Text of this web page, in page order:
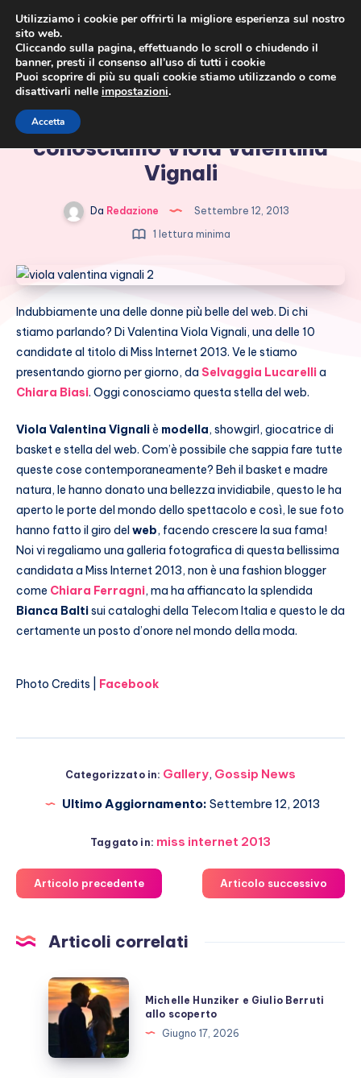
Miss Internet 2013:
conosciamo Viola Valentina
Vignali
Da Redazione
Settembre 12, 2013
1 lettura minima
Indubbiamente una delle donne più belle del web. Di chi
stiamo parlando? Di Valentina Viola Vignali, una delle 10
candidate al titolo di Miss Internet 2013. Ve le stiamo
presentando giorno per giorno, da Selvaggia Lucarellia
Chiara Biasi. Oggi conosciamo questa stella del web.
Viola Valentina Vignaliè modella, showgirl, giocatrice di
basket e stella del web. Com’è possibile che sappia fare tutte
queste cose contemporaneamente? Beh il basket e madre
natura, le hanno donato una bellezza invidiabile, questo le ha
aperto le porte del mondo dello spettacolo e così, le sue foto
hanno fatto il giro delweb, facendo crescere la sua fama!
Noi vi regaliamo una galleria fotografica di questa bellissima
candidata a Miss Internet 2013, non è una fashion blogger
come Chiara Ferragni, ma ha affiancato la splendida
Bianca Baltisui cataloghi della Telecom Italia e questo le da
certamente un posto d’onore nel mondo della moda.
Photo Credits | Facebook
Categorizzato in: Gallery, Gossip News
Ultimo Aggiornamento: Settembre 12, 2013
Taggato in: miss internet 2013
Articolo precedente Articolo successivo
Articoli correlati
Michelle
Hunziker
e
Berruti
Michelle Hunziker e Giulio Berruti
allo scoperto
Giugno 17, 2026
Utilizziamo i cookie per offrirti la migliore esperienza sul nostro
sito web.
Cliccando sulla pagina, effettuando lo scroll o chiudendo il
banner, presti il consenso all’uso di tutti i cookie
Puoi scoprire di più su quali cookie stiamo utilizzando o come
disattivarli nelle impostazioni.
Accetta